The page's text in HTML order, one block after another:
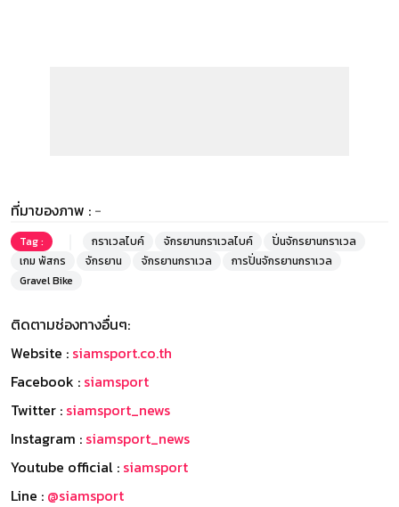
ที่มาของภาพ : -
Tag : กราเวลไบค์ จักรยานกราเวลไบค์
ปั่นจักรยานกราเวล
เกม พัสกร
จักรยาน จักรยานกราเวล
การปั่นจักรยานกราเวล
Gravel Bike
ติดตามช่องทางอื่นๆ:
Website : siamsport.co.th
Facebook : siamsport
Twitter : siamsport_news
Instagram : siamsport_news
Youtube official : siamsport
Line : @siamsport